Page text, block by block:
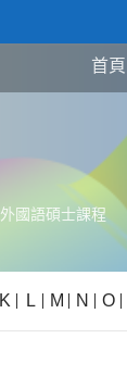
首頁
外國語碩士課程
K L M N O